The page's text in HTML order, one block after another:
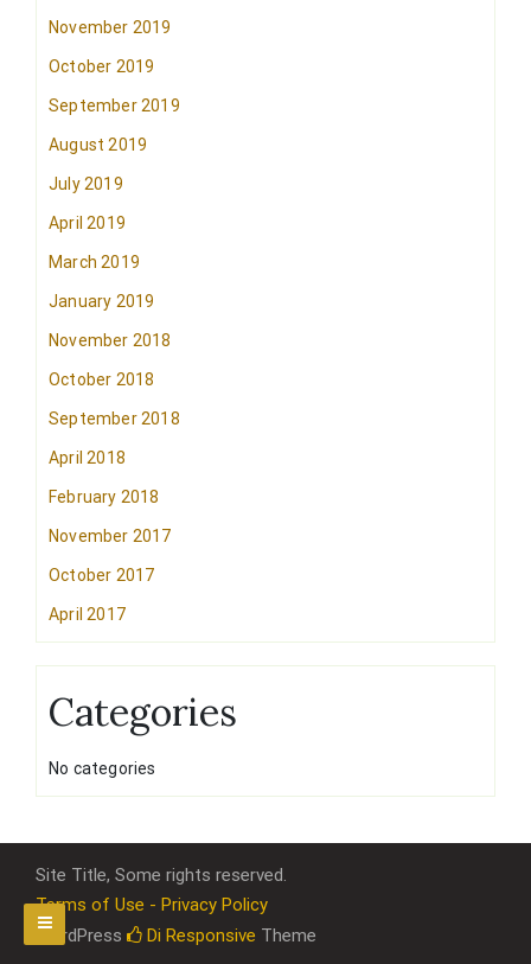
November 2019
October 2019
September 2019
August 2019
July 2019
April 2019
March 2019
January 2019
November 2018
October 2018
September 2018
April 2018
February 2018
November 2017
October 2017
April 2017
Categories
No categories
Site Title, Some rights reserved.
Terms of Use - Privacy Policy
WordPress
Di Responsive Theme